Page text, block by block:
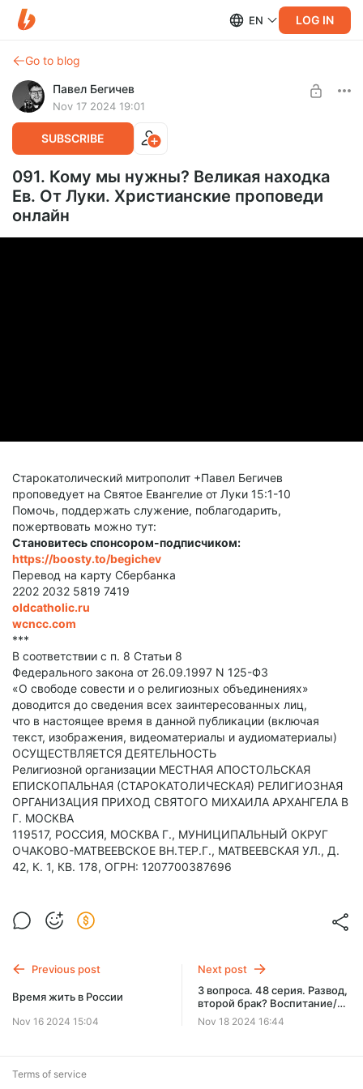
EN LOG IN
Go to blog
Павел Бегичев
Nov 17 2024 19:01
SUBSCRIBE
091. Кому мы нужны? Великая находка
Ев. От Луки. Христианские проповеди
онлайн
Старокатолический митрополит +Павел Бегичев
проповедует на Святое Евангелие от Луки 15:1-10
Помочь, поддержать служение, поблагодарить,
пожертвовать можно тут:
Становитесь спонсором-подписчиком:
https://boosty.to/begichev
Перевод на карту Сбербанка
2202 2032 5819 7419
oldcatholic.ru
wcncc.com
***
В соответствии с п. 8 Статьи 8
Федерального закона от 26.09.1997 N 125-ФЗ
«О свободе совести и о религиозных объединениях»
доводится до сведения всех заинтересованных лиц,
что в настоящее время в данной публикации (включая
текст, изображения, видеоматериалы и аудиоматериалы)
ОСУЩЕСТВЛЯЕТСЯ ДЕЯТЕЛЬНОСТЬ
Религиозной организации МЕСТНАЯ АПОСТОЛЬСКАЯ
ЕПИСКОПАЛЬНАЯ (СТАРОКАТОЛИЧЕСКАЯ) РЕЛИГИОЗНАЯ
ОРГАНИЗАЦИЯ ПРИХОД СВЯТОГО МИХАИЛА АРХАНГЕЛА В
Г. МОСКВА
119517, РОССИЯ, МОСКВА Г., МУНИЦИПАЛЬНЫЙ ОКРУГ
ОЧАКОВО-МАТВЕЕВСКОЕ ВН.ТЕР.Г., МАТВЕЕВСКАЯ УЛ., Д.
42, К. 1, КВ. 178, ОГРН: 1207700387696
Previous post
Время жить в России
Nov 16 2024 15:04
Next post
3 вопроса. 48 серия. Развод,
второй брак? Воспитание/
отступничество?
Отношения в Троице Сына и
Nov 18 2024 16:44
Terms of service